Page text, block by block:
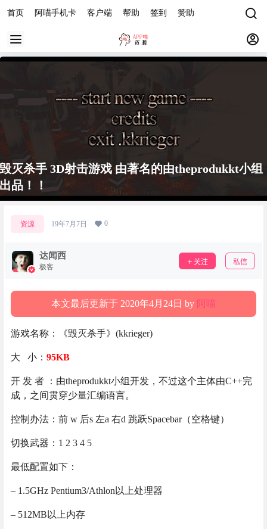
首页 阿喵手机卡 客户端 帮助 签到 赞助
毁灭杀手 3D射击游戏 由著名的由theprodukkt小组
出品！！
资源 19年7月7日 0
达闻西
极客
关注 私信
本文最后更新于 2020年4月24日 by 阿喵
游戏名称：《毁灭杀手》(kkrieger)
大 小： 95KB
开 发 者 ：由theprodukkt小组开发，不过这个主体由C++完
成，之间贯穿少量汇编语言。
控制办法：前 w 后s 左a 右d 跳跃Spacebar（空格键）
切换武器：1 2 3 4 5
最低配置如下：
– 1.5GHz Pentium3/Athlon以上处理器
– 512MB以上内存